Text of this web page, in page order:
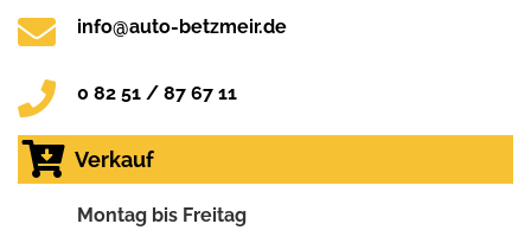
info@auto-betzmeir.de
0 82 51 / 87 67 11
Verkauf
Montag bis Freitag